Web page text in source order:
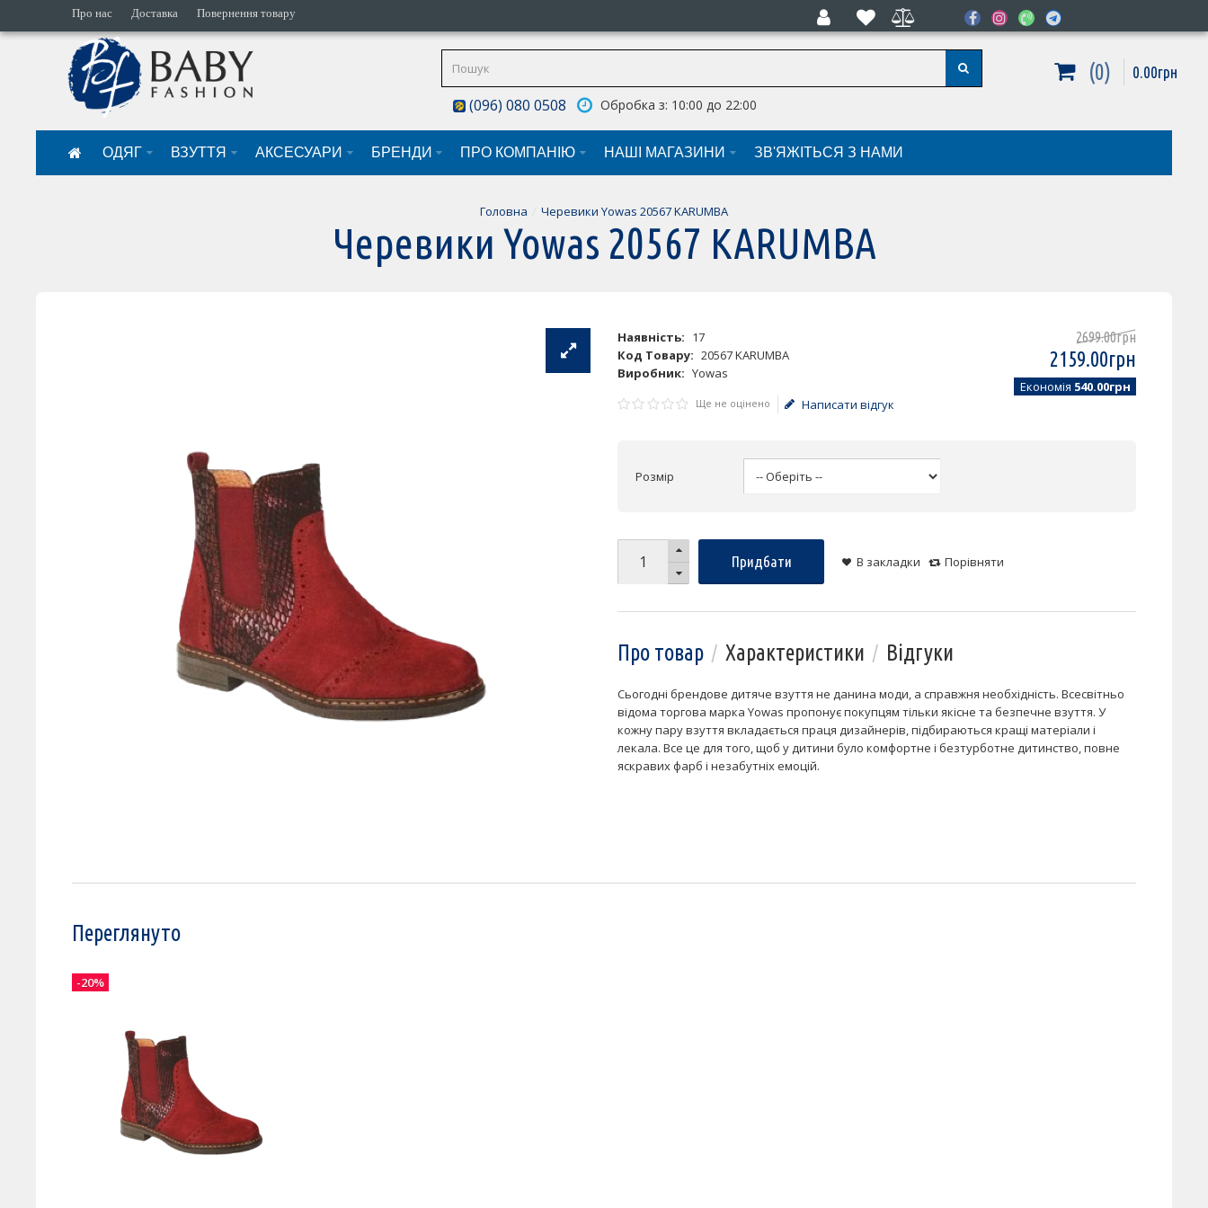
Про нас Доставка Повернення товару
(096) 080 0508 Обробка з: 10:00 до 22:00
0 0.00грн
ОДЯГ ВЗУТТЯ АКСЕСУАРИ БРЕНДИ ПРО КОМПАНІЮ НАШI МАГАЗИНИ ЗВ'ЯЖІТЬСЯ З НАМИ
Головна Черевики Yowas 20567 KARUMBA
Черевики Yowas 20567 KARUMBA
Наявність: 17
Код Товару: 20567 KARUMBA
Виробник: Yowas
2699.00грн
2159.00грн
Економія 540.00грн
Ще не оцінено Написати відгук
Розмір
Придбати В закладки Порівняти
Про товар Характеристики Відгуки
Сьогодні брендове дитяче взуття не данина моди, а справжня необхідність. Всесвітньо
відома торгова марка Yowas пропонує покупцям тільки якісне та безпечне взуття. У
кожну пару взуття вкладається праця дизайнерів, підбираються кращі матеріали і
лекала. Все це для того, щоб у дитини було комфортне і безтурботне дитинство, повне
яскравих фарб і незабутніх емоцій.
Переглянуто
-20%